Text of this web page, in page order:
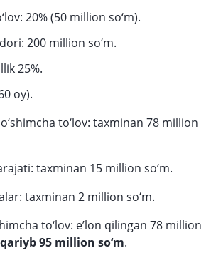
20% (50 million so‘m).
200 million so‘m.
25%.
oy).
to‘lov: taxminan 78 million
taxminan 15 million so‘m.
taxminan 2 million so‘m.
to‘lov: e’lon qilingan 78 million
qariyb 95 million so‘m.